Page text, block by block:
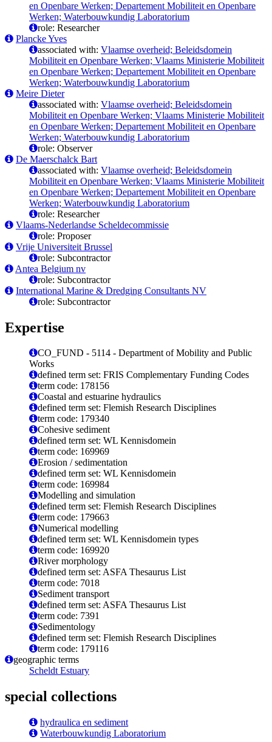
en Openbare Werken; Departement Mobiliteit en Openbare
Werken; Waterbouwkundig Laboratorium
role: Researcher
Plancke Yves
associated with: Vlaamse overheid; Beleidsdomein
Mobiliteit en Openbare Werken; Vlaams Ministerie Mobiliteit
en Openbare Werken; Departement Mobiliteit en Openbare
Werken; Waterbouwkundig Laboratorium
Meire Dieter
associated with: Vlaamse overheid; Beleidsdomein
Mobiliteit en Openbare Werken; Vlaams Ministerie Mobiliteit
en Openbare Werken; Departement Mobiliteit en Openbare
Werken; Waterbouwkundig Laboratorium
role: Observer
De Maerschalck Bart
associated with: Vlaamse overheid; Beleidsdomein
Mobiliteit en Openbare Werken; Vlaams Ministerie Mobiliteit
en Openbare Werken; Departement Mobiliteit en Openbare
Werken; Waterbouwkundig Laboratorium
role: Researcher
Vlaams-Nederlandse Scheldecommissie
role: Proposer
Vrije Universiteit Brussel
role: Subcontractor
Antea Belgium nv
role: Subcontractor
International Marine & Dredging Consultants NV
role: Subcontractor
Expertise
CO_FUND - 5114 - Department of Mobility and Public
Works
defined term set: FRIS Complementary Funding Codes
term code: 178156
Coastal and estuarine hydraulics
defined term set: Flemish Research Disciplines
term code: 179340
Cohesive sediment
defined term set: WL Kennisdomein
term code: 169969
Erosion / sedimentation
defined term set: WL Kennisdomein
term code: 169984
Modelling and simulation
defined term set: Flemish Research Disciplines
term code: 179663
Numerical modelling
defined term set: WL Kennisdomein types
term code: 169920
River morphology
defined term set: ASFA Thesaurus List
term code: 7018
Sediment transport
defined term set: ASFA Thesaurus List
term code: 7391
Sedimentology
defined term set: Flemish Research Disciplines
term code: 179116
geographic terms
Scheldt Estuary
special collections
hydraulica en sediment
Waterbouwkundig Laboratorium